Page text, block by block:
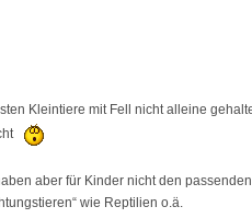
Kleintiere mit Fell nicht alleine
aber für Kinder nicht den
wie Reptilien o.ä.